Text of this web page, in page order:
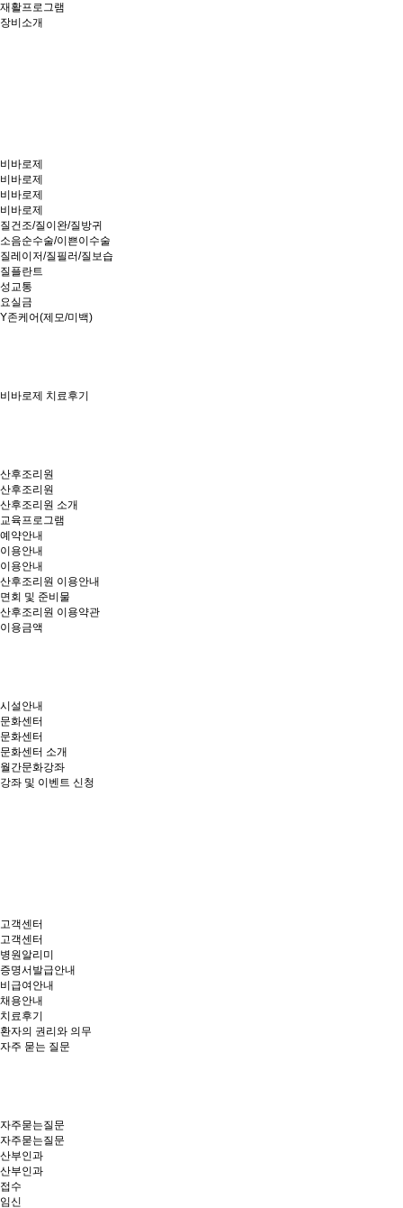
재활프로그램
장비소개
비바로제
비바로제
비바로제
비바로제
질건조/질이완/질방귀
소음순수술/이쁜이수술
질레이저/질필러/질보습
질플란트
성교통
요실금
Y존케어(제모/미백)
비바로제 치료후기
산후조리원
산후조리원
산후조리원 소개
교육프로그램
예약안내
이용안내
이용안내
산후조리원 이용안내
면회 및 준비물
산후조리원 이용약관
이용금액
시설안내
문화센터
문화센터
문화센터 소개
월간문화강좌
강좌 및 이벤트 신청
고객센터
고객센터
병원알리미
증명서발급안내
비급여안내
채용안내
치료후기
환자의 권리와 의무
자주 묻는 질문
자주묻는질문
자주묻는질문
산부인과
산부인과
접수
임신